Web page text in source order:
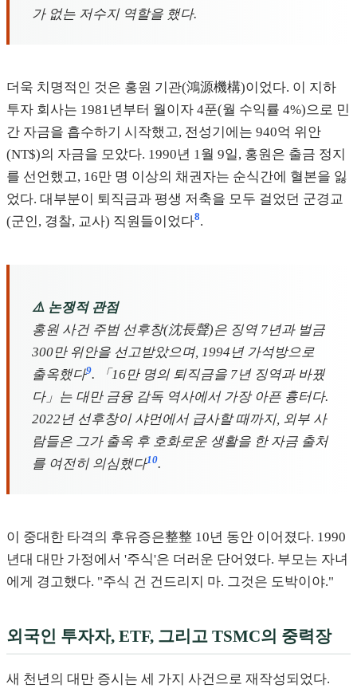
가 없는 저수지 역할을 했다.
더욱 치명적인 것은 홍원 기관(鴻源機構)이었다. 이 지하
투자 회사는 1981년부터 월이자 4푼(월 수익률 4%)으로 민
간 자금을 흡수하기 시작했고, 전성기에는 940억 위안
(NT$)의 자금을 모았다. 1990년 1월 9일, 홍원은 출금 정지
를 선언했고, 16만 명 이상의 채권자는 순식간에 혈본을 잃
었다. 대부분이 퇴직금과 평생 저축을 모두 걸었던 군경교
(군인, 경찰, 교사) 직원들이었다8.
⚠️ 논쟁적 관점
홍원 사건 주범 선후창(沈長聲)은 징역 7년과 벌금
300만 위안을 선고받았으며, 1994년 가석방으로
출옥했다9. 「16만 명의 퇴직금을 7년 징역과 바꿨
다」는 대만 금융 감독 역사에서 가장 아픈 흉터다.
2022년 선후창이 샤먼에서 급사할 때까지, 외부 사
람들은 그가 출옥 후 호화로운 생활을 한 자금 출처
를 여전히 의심했다10.
이 중대한 타격의 후유증은整整 10년 동안 이어졌다. 1990
년대 대만 가정에서 '주식'은 더러운 단어였다. 부모는 자녀
에게 경고했다. "주식 건 건드리지 마. 그것은 도박이야."
외국인 투자자, ETF, 그리고 TSMC의 중력장
새 천년의 대만 증시는 세 가지 사건으로 재작성되었다.